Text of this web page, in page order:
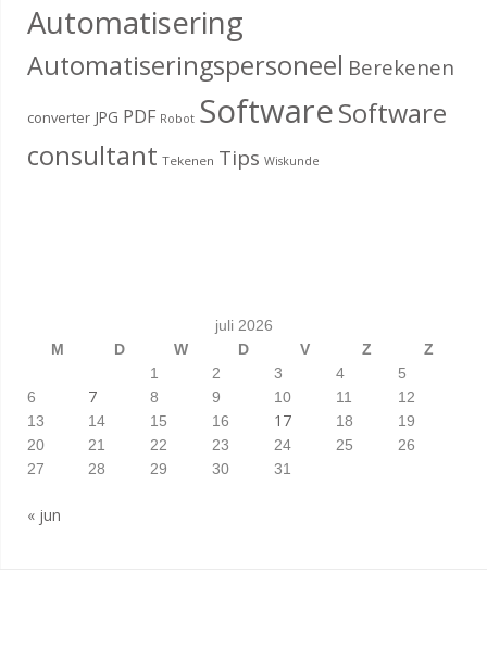
Automatisering
Automatiseringspersoneel Berekenen
converter JPG PDF Robot SoftwareSoftware
consultant Tekenen Tips Wiskunde
juli 2026
M
D W D V Z
Z
1
2 3 4
5
6
7 8 9 10 11
12
13
14 15 16 17 18
19
20
21 22 23 24 25
26
27
28 29 30 31
« jun